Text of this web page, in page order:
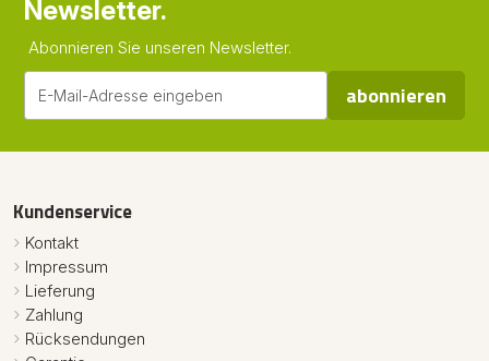
Newsletter.
Abonnieren Sie unseren Newsletter.
abonnieren
Kundenservice
Kontakt
Impressum
Lieferung
Zahlung
Rücksendungen